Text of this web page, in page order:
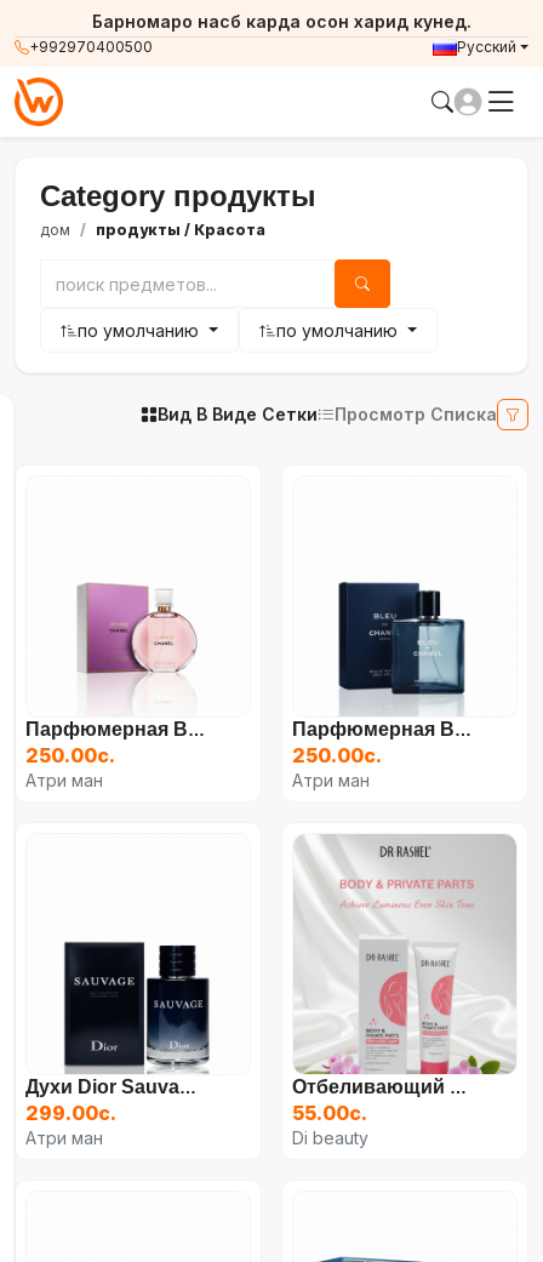
+992970400500
Барномаро насб карда осон харид кунед.
Русский
Category продукты
дом продукты / Красота
по умолчанию по умолчанию
Вид В Виде Сетки Просмотр Списка
Парфюмерная Вода Chanel Chance, 100 Мл
250.00с.
Атри ман
Парфюмерная Вода Bleu De Chanel Eau De Parfum, 50 Мл
250.00с.
Атри ман
Духи Dior Sauvage Parfum, 100 Мл
299.00с.
Атри ман
Отбеливающий Крем Dr. Rashel Body & Private Parts
55.00с.
Di beauty